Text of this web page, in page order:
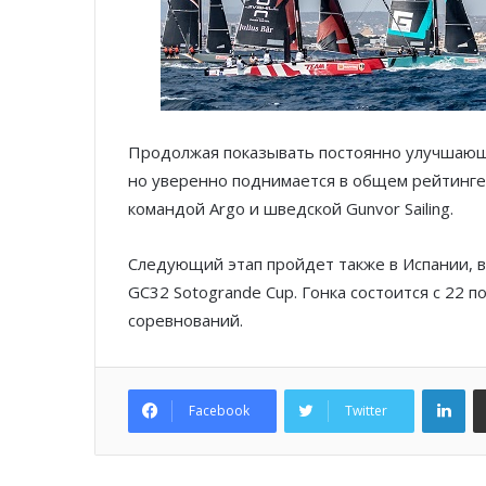
Продолжая показывать постоянно
но уверенно поднимается в общем
командой Argo и шведской Gunvor Sailing.
Следующий этап пройдет также в Испании,
GC32 Sotogrande Cup. Гонка состоится с 22
соревнований.
Facebook Twitter